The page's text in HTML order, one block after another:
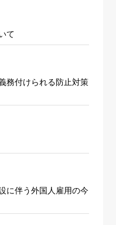
て
務付けられる防止対策
に伴う外国人雇用の今